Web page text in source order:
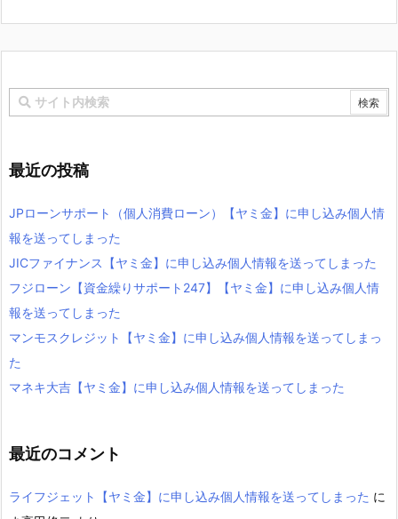
最近の投稿
JPローンサポート（個人消費ローン）【ヤミ金】に申し込み個人情
報を送ってしまった
JICファイナンス【ヤミ金】に申し込み個人情報を送ってしまった
フジローン【資金繰りサポート247】【ヤミ金】に申し込み個人情
報を送ってしまった
マンモスクレジット【ヤミ金】に申し込み個人情報を送ってしまっ
た
マネキ大吉【ヤミ金】に申し込み個人情報を送ってしまった
最近のコメント
ライフジェット【ヤミ金】に申し込み個人情報を送ってしまった に